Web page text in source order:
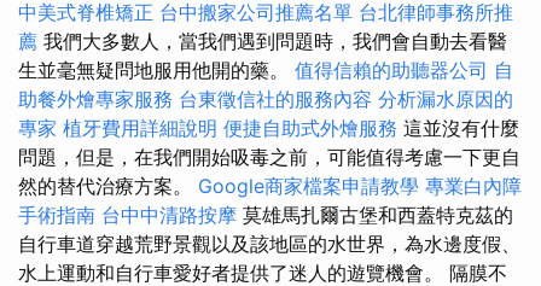
中美式脊椎矯正 台中搬家公司推薦名單 台北律師事務所推
薦 我們大多數人，當我們遇到問題時，我們會自動去看醫
生並毫無疑問地服用他開的藥。 值得信賴的助聽器公司 自
助餐外燴專家服務 台東徵信社的服務內容 分析漏水原因的
專家 植牙費用詳細說明 便捷自助式外燴服務 這並沒有什麼
問題，但是，在我們開始吸毒之前，可能值得考慮一下更自
然的替代治療方案。 Google商家檔案申請教學 專業白內障
手術指南 台中中清路按摩 莫雄馬扎爾古堡和西蓋特克茲的
自行車道穿越荒野景觀以及該地區的水世界，為水邊度假、
水上運動和自行車愛好者提供了迷人的遊覽機會。 隔膜不